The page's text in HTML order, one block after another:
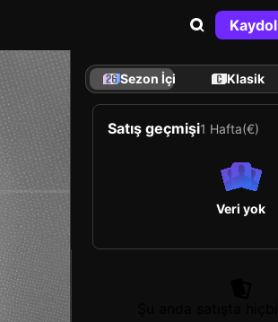
Kaydol
Sezon İçi Klasik
Satış geçmişi1 Hafta(€)
Veri yok